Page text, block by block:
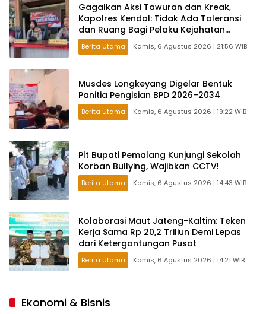
Gagalkan Aksi Tawuran dan Kreak,
Kapolres Kendal: Tidak Ada Toleransi
dan Ruang Bagi Pelaku Kejahatan
Jalanan
Berita Utama Kamis, 6 Agustus 2026 | 21:56 WIB
Musdes Longkeyang Digelar Bentuk
Panitia Pengisian BPD 2026–2034
Berita Utama Kamis, 6 Agustus 2026 | 19:22 WIB
Plt Bupati Pemalang Kunjungi Sekolah
Korban Bullying, Wajibkan CCTV!
Berita Utama Kamis, 6 Agustus 2026 | 14:43 WIB
Kolaborasi Maut Jateng-Kaltim: Teken
Kerja Sama Rp 20,2 Triliun Demi Lepas
dari Ketergantungan Pusat
Berita Utama Kamis, 6 Agustus 2026 | 14:21 WIB
Ekonomi & Bisnis